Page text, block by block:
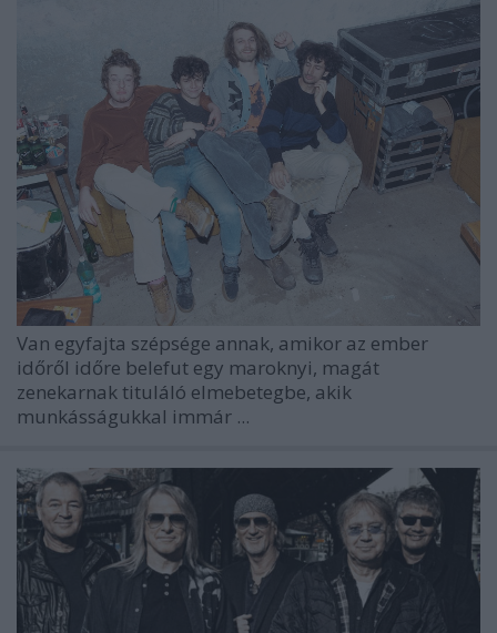
Van egyfajta szépsége annak, amikor az ember
időről időre belefut egy maroknyi, magát
zenekarnak tituláló elmebetegbe, akik
munkásságukkal immár ...